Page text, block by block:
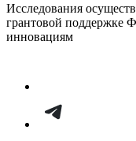
Исследования
грантовой поддержке
инновациям